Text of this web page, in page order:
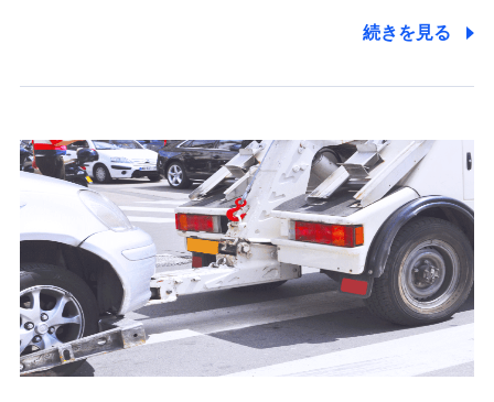
7.社員（従業者）の個人情報
人事･勤怠･健康・労務等の管理、給与支給、福利厚生・採用
退職関連処理等の各種手続きのため、当社と従業員または従
業員同士の連絡のため
8.取引先個人情報
取引先としての選定業務、営業情報の提供業務、契約締結手
続き業務、取引管理業務、およびこれらに準ずる業務の遂行
のため
続きを見る